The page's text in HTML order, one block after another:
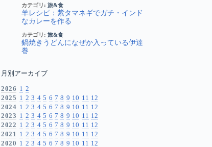
羊レシピ：紫タマネギでガチ・インド
なカレーを作る
カテゴリ:旅&食
鍋焼きうどんになぜか入っている伊達
巻
カテゴリ:旅&食
月別アーカイブ
2026 1 2
2025 1 2 3 4 5 6 7 8 9 10 11 12
2024 1 2 3 4 5 6 7 8 9 10 11 12
2023 1 2 3 4 5 6 7 8 9 10 11 12
2022 1 2 3 4 5 6 7 8 9 10 11 12
2021 1 2 3 4 5 6 7 8 9 10 11 12
2020 1 2 3 4 5 6 7 8 9 10 11 12